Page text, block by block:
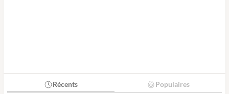
Récents Populaires